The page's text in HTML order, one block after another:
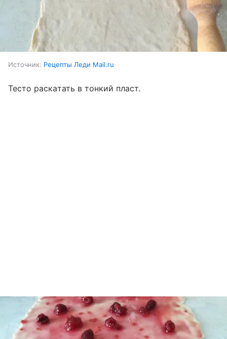
Источник: Рецепты Леди Mail.ru
Тесто раскатать в тонкий пласт.